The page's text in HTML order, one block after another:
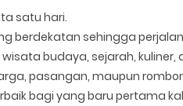
satu hari.
berdekatan sehingga
budaya, sejarah, kuliner,
pasangan, maupun
bagi yang baru pertama